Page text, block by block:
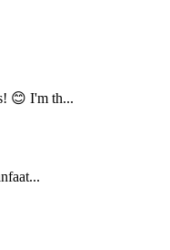
😊 I'm th...